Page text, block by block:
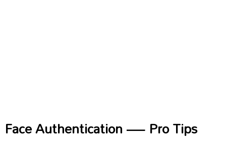
Face Authentication — Pro Tips